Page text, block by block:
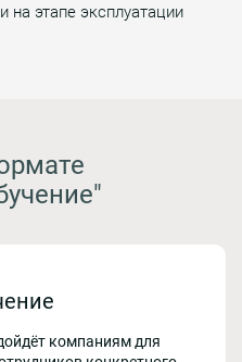
на этапе эксплуатации
компаниям для